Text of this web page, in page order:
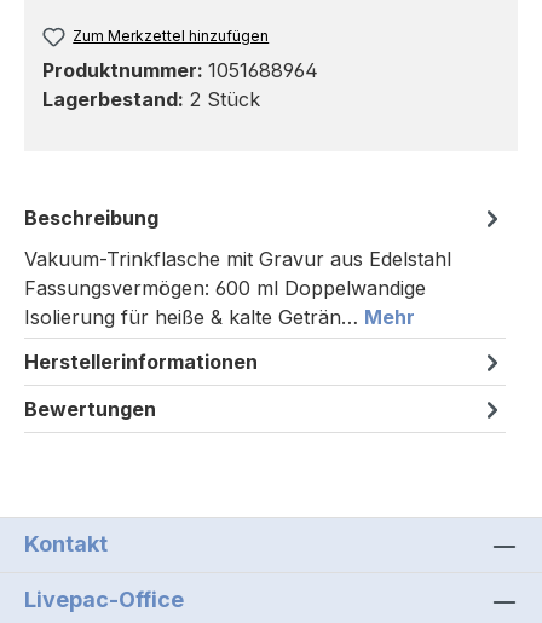
Zum Merkzettel hinzufügen
Produktnummer: 1051688964
Lagerbestand: 2 Stück
Beschreibung
Vakuum-Trinkflasche mit Gravur aus Edelstahl
Fassungsvermögen: 600 ml Doppelwandige
Isolierung für heiße & kalte Geträn… Mehr
Herstellerinformationen
Bewertungen
Kontakt
Livepac-Office